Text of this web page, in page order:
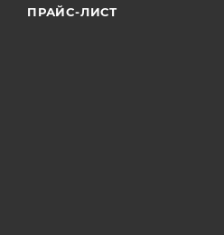
ПРАЙС-ЛИСТ